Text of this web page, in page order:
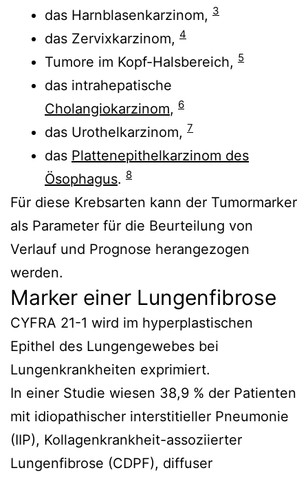
das Harnblasenkarzinom, 3
das Zervixkarzinom, 4
Tumore im Kopf-Halsbereich, 5
das intrahepatische
Cholangiokarzinom, 6
das Urothelkarzinom, 7
das Plattenepithelkarzinom des
Ösophagus. 8
Für diese Krebsarten kann der Tumormarker
als Parameter für die Beurteilung von
Verlauf und Prognose herangezogen
werden.
Marker einer Lungenfibrose
CYFRA 21-1 wird im hyperplastischen
Epithel des Lungengewebes bei
Lungenkrankheiten exprimiert.
In einer Studie wiesen 38,9 % der Patienten
mit idiopathischer interstitieller Pneumonie
(IIP), Kollagenkrankheit-assoziierter
Lungenfibrose (CDPF), diffuser